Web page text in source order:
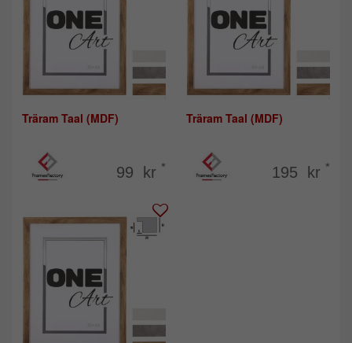
Träram Taal (MDF)
99 kr *
Träram Taal (MDF)
195 kr *